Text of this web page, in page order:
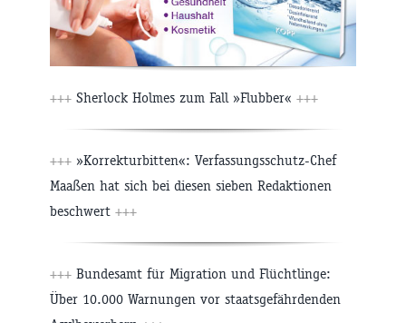
+++ Sherlock Holmes zum Fall »Flubber« +++
+++ »Korrekturbitten«: Verfassungsschutz-Chef
Maaßen hat sich bei diesen sieben Redaktionen
beschwert +++
+++ Bundesamt für Migration und Flüchtlinge:
Über 10.000 Warnungen vor staatsgefährdenden